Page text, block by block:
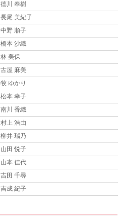
德川 奉樹
長尾 美紀子
中野 順子
橋本 沙織
林 美保
古屋 麻美
牧 ゆかり
松本 幸子
南川 香織
村上 浩由
柳井 瑞乃
山田 悦子
山本 佳代
吉田 千尋
吉成 紀子